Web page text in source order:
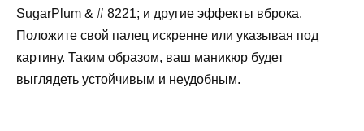
SugarPlum & # 8221; и другие эффекты вброка.
Положите свой палец искренне или указывая под
картину. Таким образом, ваш маникюр будет
выглядеть устойчивым и неудобным.